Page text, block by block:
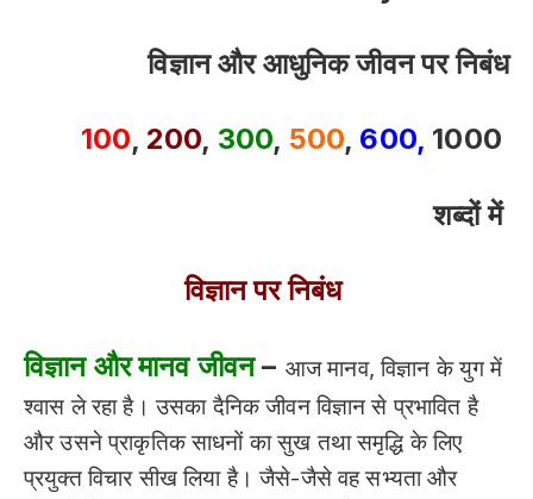
विज्ञान और आधुनिक जीवन पर निबंध
100, 200, 300, 500, 600, 1000
शब्दों में
विज्ञान पर निबंध
विज्ञान और मानव जीवन– आज मानव, विज्ञान के युग में
श्वास ले रहा है। उसका दैनिक जीवन विज्ञान से प्रभावित है
और उसने प्राकृतिक साधनों का सुख तथा समृद्धि के लिए
प्रयुक्त विचार सीख लिया है। जैसे-जैसे वह सभ्यता और